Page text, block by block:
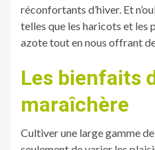
réconfortants d’hiver. Et
telles que les haricots et les
azote tout en nous offrant
Les bienfaits
maraîchère
Cultiver une large gamme